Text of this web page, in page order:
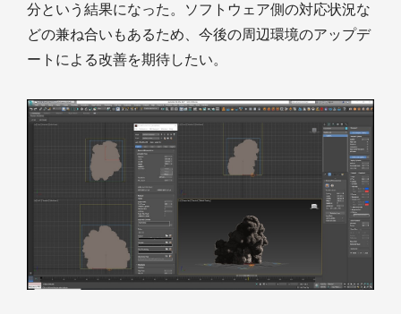
分という結果になった。ソフトウェア側の対応状況な
どの兼ね合いもあるため、今後の周辺環境のアップデ
ートによる改善を期待したい。